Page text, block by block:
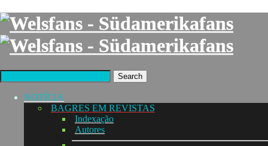
Search
NOTÍCIA
BAGRES EM REVISTAS
Indexação
Autores